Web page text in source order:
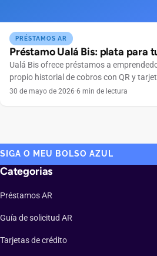
PRÉSTAMOS AR
Préstamo Ualá Bis: plata para
Ualá Bis ofrece préstamos a
propio historial de cobros con QR y
y si te conviene.
30 de mayo de 2026·6 min de lectura
SIGA O MEU BOLSO AZUL
Categorias
Préstamos AR
Guía de solicitud AR
Tarjetas de crédito